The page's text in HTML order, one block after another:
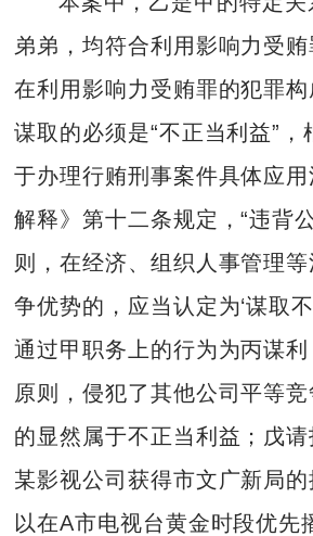
弟弟，均符合利用影响力受贿
在利用影响力受贿罪的犯罪构
谋取的必须是“不正当利益”，
于办理行贿刑事案件具体应
解释》第十二条规定，“违背
则，在经济、组织人事管理
争优势的，应当认定为‘谋取
通过甲职务上的行为为丙谋
原则，侵犯了其他公司平等
的显然属于不正当利益；戊
某影视公司获得市文广新局
以在A市电视台黄金时段优先